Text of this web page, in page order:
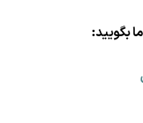
بگویید: